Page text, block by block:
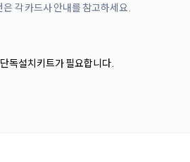
각 카드사 안내를 참고하세요.
독설치키트가 필요합니다.